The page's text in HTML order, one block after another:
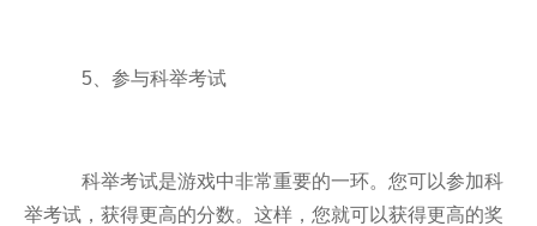
5、参与科举考试
科举考试是游戏中非常重要的一环。您可以参加科
举考试，获得更高的分数。这样，您就可以获得更高的奖